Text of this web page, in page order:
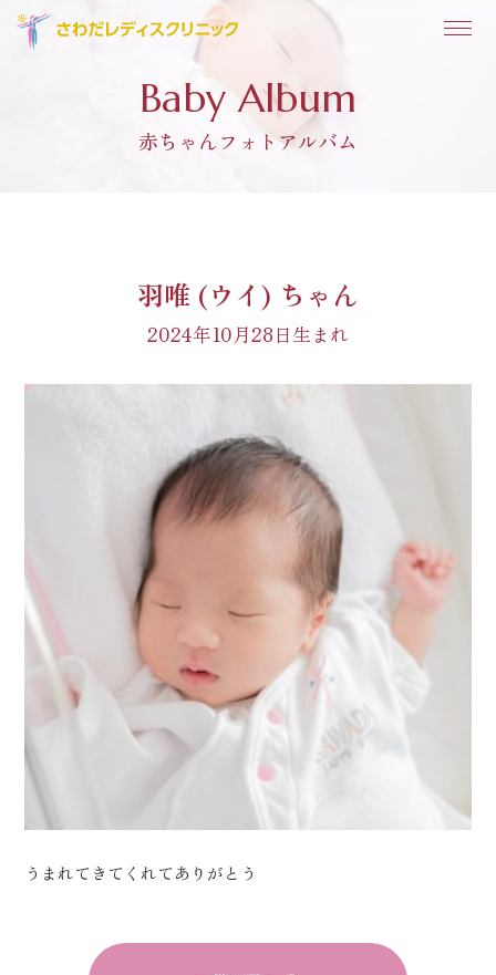
Baby Album
赤ちゃんフォトアルバム
羽唯 (ウイ) ちゃん
2024年10月28日生まれ
うまれてきてくれてありがとう